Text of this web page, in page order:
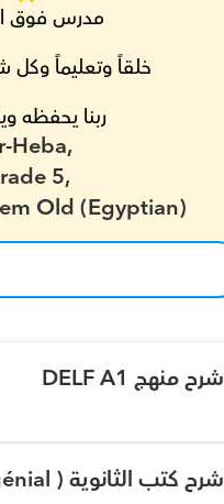
مدرس فوق
خلقاً وتعليماً
ربنا يحفظه
Heba,
5,
Old (Egyptian)
شرح منهج DELF A1
شرح كتب الثانوية ( bravo-merci-génial-المعاصر)